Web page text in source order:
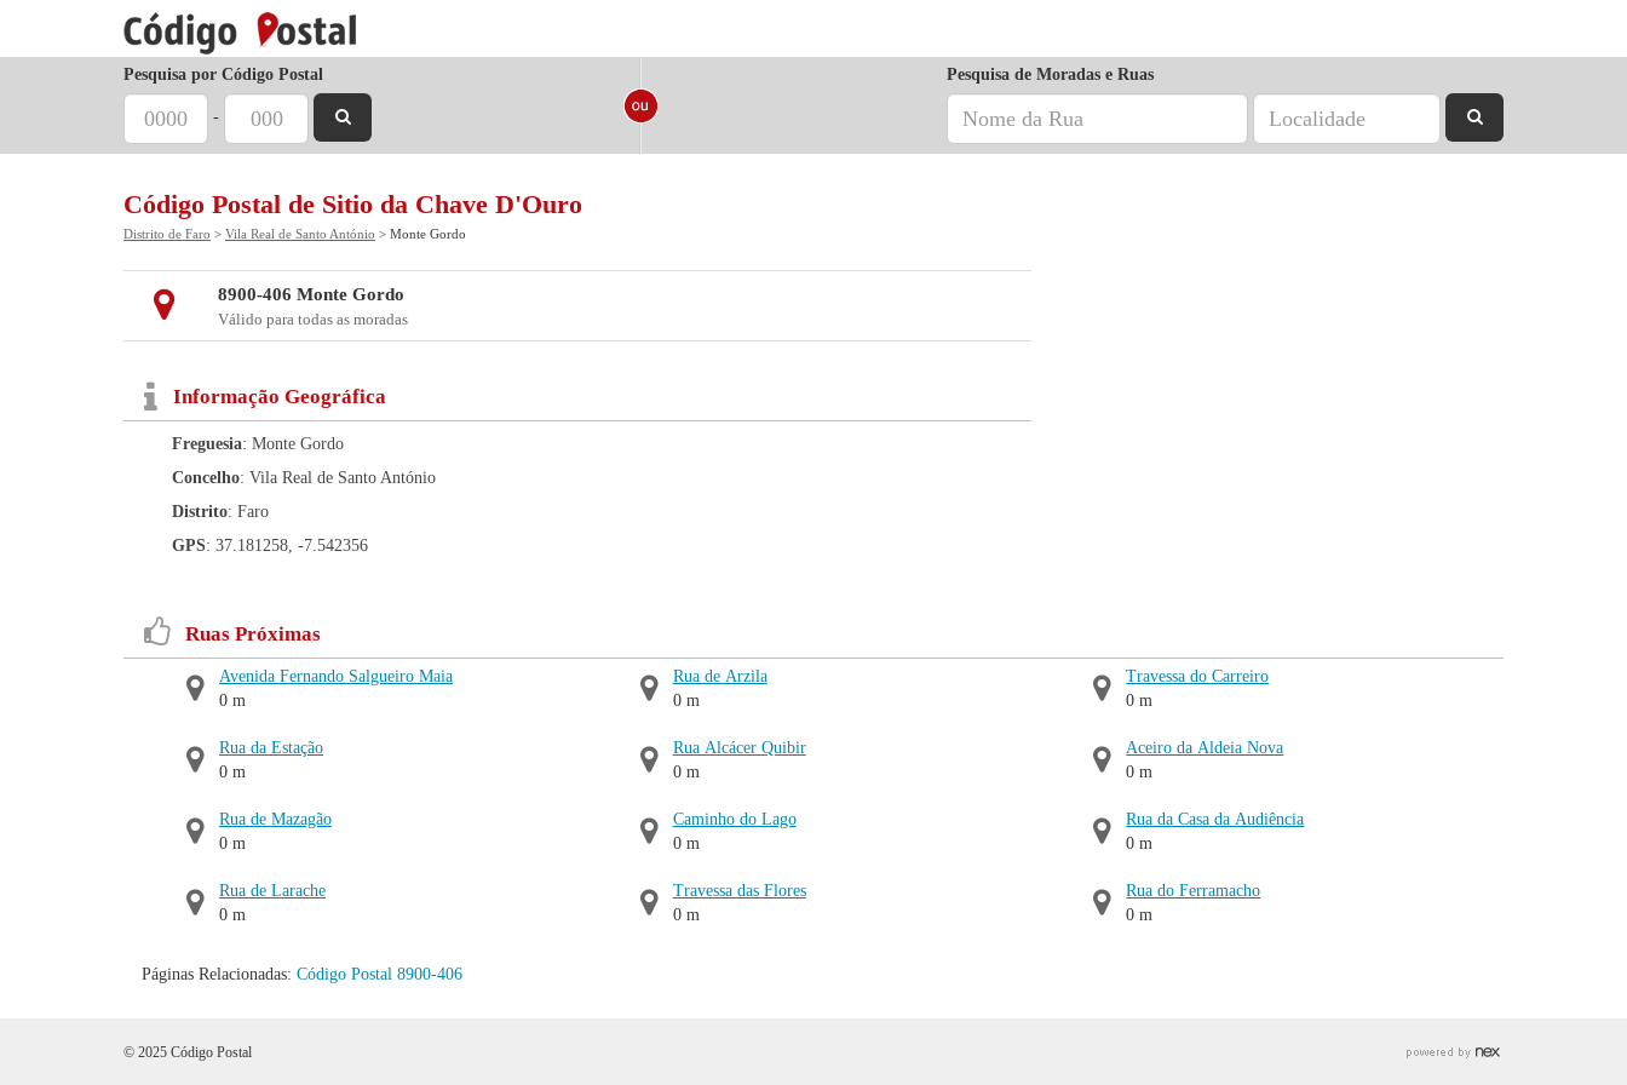
Pesquisa por Código Postal
-
Pesquisa de Moradas e Ruas
Código Postal de Sitio da Chave D'Ouro
Distrito de Faro > Vila Real de Santo António > Monte Gordo
8900-406 Monte Gordo
Válido para todas as moradas
Informação Geográfica
Freguesia: Monte Gordo
Concelho: Vila Real de Santo António
Distrito: Faro
GPS: 37.181258, -7.542356
Ruas Próximas
Avenida Fernando Salgueiro Maia
0 m
Rua da Estação
0 m
Rua de Mazagão
0 m
Rua de Larache
0 m
Rua de Arzila
0 m
Rua Alcácer Quibir
0 m
Caminho do Lago
0 m
Travessa das Flores
0 m
Travessa do Carreiro
0 m
Aceiro da Aldeia Nova
0 m
Rua da Casa da Audiência
0 m
Rua do Ferramacho
0 m
Páginas Relacionadas: Código Postal 8900-406
© 2025 Código Postal